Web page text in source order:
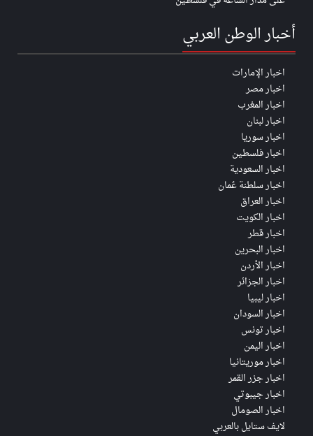
أخبار الوطن العربي
اخبار الإمارات
اخبار مصر
اخبار المغرب
اخبار لبنان
اخبار سوريا
اخبار فلسطين
اخبار السعودية
اخبار سلطنة عُمان
اخبار العراق
اخبار الكويت
اخبار قطر
اخبار البحرين
اخبار الأردن
اخبار الجزائر
اخبار ليبيا
اخبار السودان
اخبار تونس
اخبار اليمن
اخبار موريتانيا
اخبار جزر القمر
اخبار جيبوتي
اخبار الصومال
لايف ستايل بالعربي